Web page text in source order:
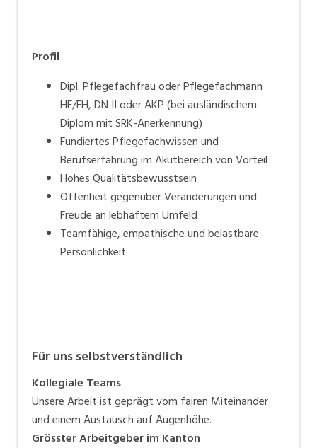
Profil
Dipl. Pflegefachfrau oder Pflegefachmann
HF/FH, DN II oder AKP (bei ausländischem
Diplom mit SRK-Anerkennung)
Fundiertes Pflegefachwissen und
Berufserfahrung im Akutbereich von Vorteil
Hohes Qualitätsbewusstsein
Offenheit gegenüber Veränderungen und
Freude an lebhaftem Umfeld
Teamfähige, empathische und belastbare
Persönlichkeit
Für uns selbstverständlich
Kollegiale Teams
Unsere Arbeit ist geprägt vom fairen Miteinander
und einem Austausch auf Augenhöhe.
Grösster Arbeitgeber im Kanton